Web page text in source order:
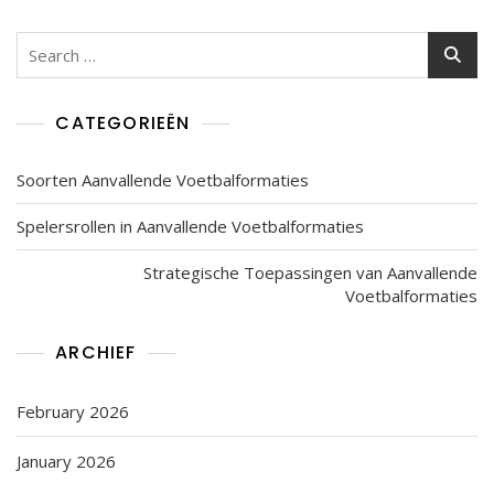
CATEGORIEËN
Soorten Aanvallende Voetbalformaties
Spelersrollen in Aanvallende Voetbalformaties
Strategische Toepassingen van Aanvallende
Voetbalformaties
ARCHIEF
February 2026
January 2026